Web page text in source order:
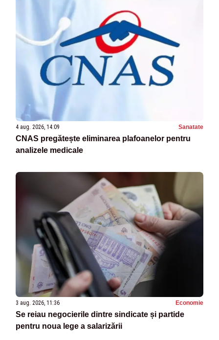
4 aug. 2026, 14:09 Sanatate
CNAS pregătește eliminarea plafoanelor pentru
analizele medicale
3 aug. 2026, 11:36 Economie
Se reiau negocierile dintre sindicate și partide
pentru noua lege a salarizării